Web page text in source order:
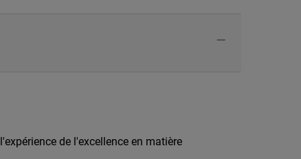
de l'excellence en matière